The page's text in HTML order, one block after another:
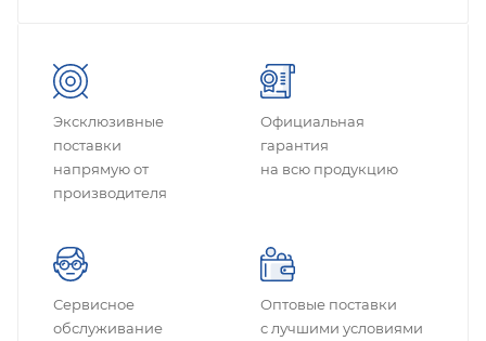
Эксклюзивные
поставки
напрямую от
производителя
Официальная
гарантия
на всю продукцию
Сервисное
обслуживание
Оптовые поставки
с лучшими условиями